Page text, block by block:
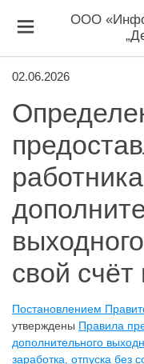
ООО
02.06.2026
свой
Постановлением
утверждены Правила
дополнительного
заработка, отпуска без